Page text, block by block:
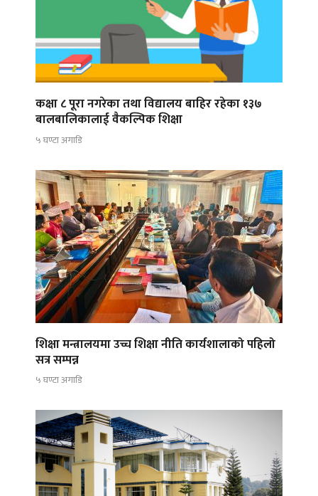
कक्षा ८ पूरा नगरेका तथा विद्यालय बाहिर रहेका १३७
बालबालिकालाई वैकल्पिक शिक्षा
५ घण्टा अगाडि
शिक्षा मन्त्रालयमा उच्च शिक्षा नीति कार्यशालाको पहिलो
सत्र सम्पन्न
५ घण्टा अगाडि